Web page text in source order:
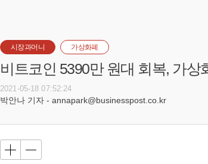
시장과머니 가상화폐
비트코인 5390만 원대 회복, 가
2021-05-18 07:52:24
박안나 기자 - annapark@businesspost.co.kr